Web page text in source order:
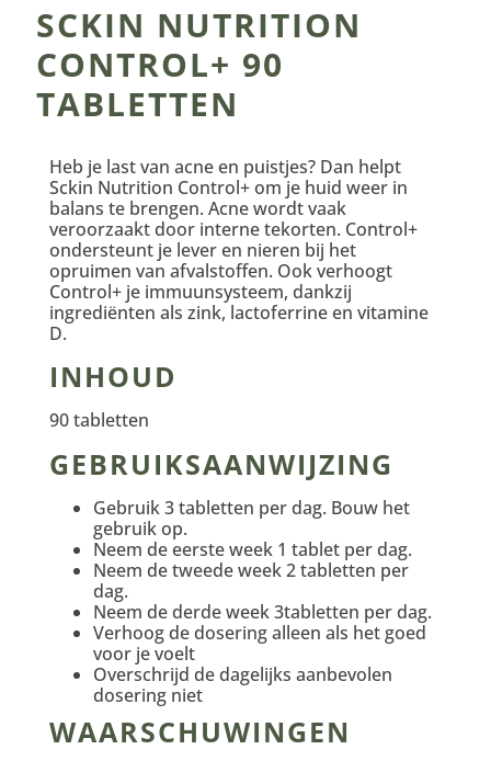
SCKIN NUTRITION
CONTROL+ 90
TABLETTEN
Heb je last van acne en puistjes? Dan helpt
Sckin Nutrition Control+ om je huid weer in
balans te brengen. Acne wordt vaak
veroorzaakt door interne tekorten. Control+
ondersteunt je lever en nieren bij het
opruimen van afvalstoffen. Ook verhoogt
Control+ je immuunsysteem, dankzij
ingrediënten als zink, lactoferrine en vitamine
D.
INHOUD
90 tabletten
GEBRUIKSAANWIJZING
Gebruik 3 tabletten per dag. Bouw het
gebruik op.
Neem de eerste week 1 tablet per dag.
Neem de tweede week 2 tabletten per
dag.
Neem de derde week 3tabletten per dag.
Verhoog de dosering alleen als het goed
voor je voelt
Overschrijd de dagelijks aanbevolen
dosering niet
WAARSCHUWINGEN